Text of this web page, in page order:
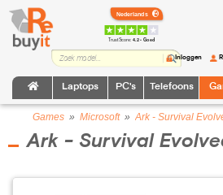
TrustScore:4.2 • Goed
Laptops PC's Telefoons
Inloggen
Games » Microsoft» Ark - Survival
Ark - Survival